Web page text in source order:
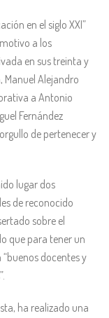
en el siglo XXI”
a los
en sus treinta y
Manuel Alejandro
a Antonio
Fernández
de pertenecer y
lugar dos
de reconocido
sobre el
que para tener un
docentes y
ha realizado una